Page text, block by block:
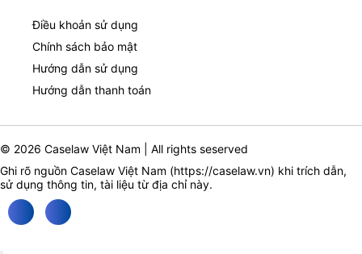
Điều khoản sử dụng
Chính sách bảo mật
Hướng dẫn sử dụng
Hướng dẫn thanh toán
© 2026 Caselaw Việt Nam | All rights seserved
Ghi rõ nguồn Caselaw Việt Nam (https://caselaw.vn) khi trích dẫn,
sử dụng thông tin, tài liệu từ địa chỉ này.